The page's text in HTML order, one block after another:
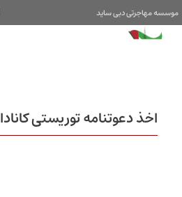
موسسه مهاجرتی دبی ساید
اخذ دعوتنامه توریستی کانادا